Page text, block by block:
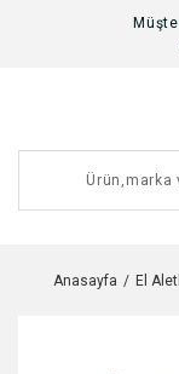
Anasayfa El